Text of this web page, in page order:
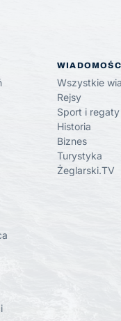
Wszystkie
Rejsy
Sport i regaty
Historia
Biznes
Turystyka
Żeglarski.TV